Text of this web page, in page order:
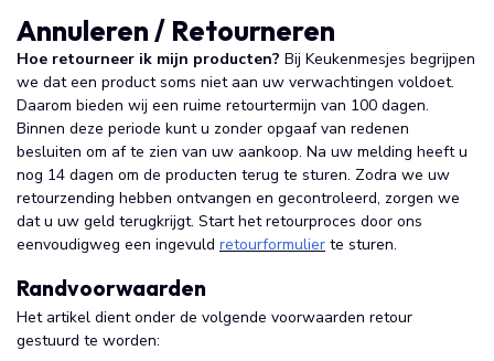
Annuleren / Retourneren
Hoe retourneer ik mijn producten? Bij Keukenmesjes begrijpen
we dat een product soms niet aan uw verwachtingen voldoet.
Daarom bieden wij een ruime retourtermijn van 100 dagen.
Binnen deze periode kunt u zonder opgaaf van redenen
besluiten om af te zien van uw aankoop. Na uw melding heeft u
nog 14 dagen om de producten terug te sturen. Zodra we uw
retourzending hebben ontvangen en gecontroleerd, zorgen we
dat u uw geld terugkrijgt. Start het retourproces door ons
eenvoudigweg een ingevuld retourformulier te sturen.
Randvoorwaarden
Het artikel dient onder de volgende voorwaarden retour
gestuurd te worden: